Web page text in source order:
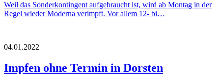
Weil das Sonderkontingent aufgebraucht ist, wird ab Montag in der
Regel wieder Moderna verimpft. Vor allem 12- bi…
04.01.2022
Impfen ohne Termin in Dorsten